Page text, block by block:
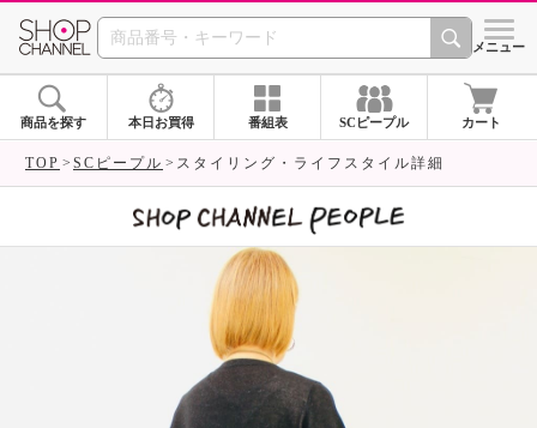
SHOP CHANNEL シメニュー
商品を探す 本日お買得 番組表 SCピープル カート
TOP SCピープル スタイリング・ライフスタイル詳細